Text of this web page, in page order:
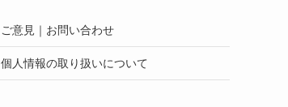
ご意見｜お問い合わせ
個人情報の取り扱いについて